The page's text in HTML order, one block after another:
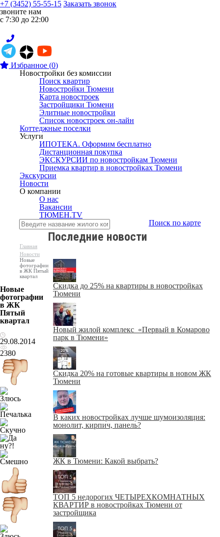
+7 (3452) 55-55-15 Заказать звонок
звоните нам
с 7:30 до 22:00
Избранное (0)
Новостройки без комиссии
Поиск квартир
Новостройки Тюмени
Карта новостроек
Застройщики Тюмени
Элитные новостройки
Список новостроек он-лайн
Коттеджные поселки
Услуги
ИПОТЕКА. Оформим бесплатно
Дистанционная покупка
ЭКСКУРСИИ по новостройкам Тюмени
Приемка квартир в новостройках Тюмени
Экскурсии
Новости
О компании
О нас
Вакансии
ТЮМЕН.TV
Поиск по карте
Главная
Новости
Новые
фотографии
в ЖК Пятый
квартал
Новые
фотографии
в ЖК
Пятый
квартал
29.08.2014
2380
Последние новости
Скидка до 25% на квартиры в новостройках
Тюмени
Новый жилой комплекс «Первый в Комарово
парк в Тюмени»
Скидка 20% на готовые квартиры в новом ЖК
Тюмени
В каких новостройках лучше шумоизоляция:
монолит, кирпич, панель?
ЖК в Тюмени: Какой выбрать?
ТОП 5 недорогих ЧЕТЫРЕХКОМНАТНЫХ
КВАРТИР в новостройках Тюмени от
застройщика